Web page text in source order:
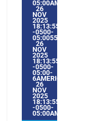
05:00AMERICA/
26
NOV
2025
18:13:55
-0500-
05:005530#/30MER,
26
NOV
2025
18:13:55
-0500-
05:00-
6AMERICA/
26
NOV
2025
18:13:55
-0500-
05:00AMERICA/